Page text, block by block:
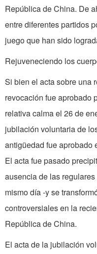
República de China. De
entre diferentes partidos
juego que han sido
Rejuveneciendo los
Si bien el acta sobre una
revocación fue aprobado
relativa calma el 26 de
jubilación voluntaria de
antigüedad fue aprobado
El acta fue pasado
ausencia de las
mismo día -y se
controversiales en la
República de China.
El acta de la jubilación